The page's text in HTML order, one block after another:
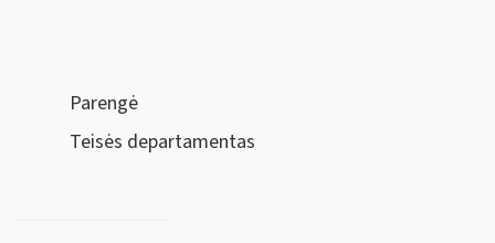
Parengė
Teisės departamentas